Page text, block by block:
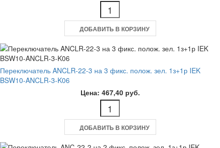
ДОБАВИТЬ В КОРЗИНУ
Переключатель ANCLR-22-3 на 3 фикс. полож. зел. 1з+1р IEK
BSW10-ANCLR-3-K06
Цена: 467,40 руб.
ДОБАВИТЬ В КОРЗИНУ